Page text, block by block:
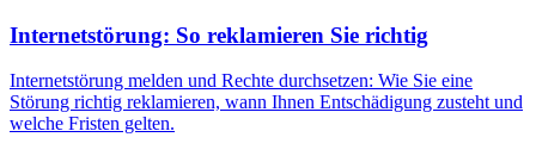
Internetstörung: So reklamieren Sie richtig
Internetstörung melden und Rechte durchsetzen: Wie Sie eine
Störung richtig reklamieren, wann Ihnen Entschädigung zusteht und
welche Fristen gelten.